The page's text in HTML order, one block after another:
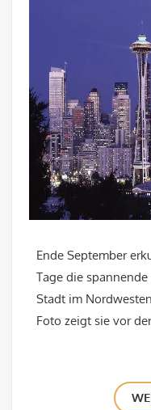
Ende September
Tage die
Stadt im
Foto zeigt sie vor